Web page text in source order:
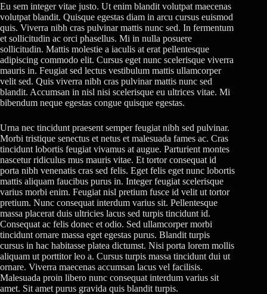
Eu sem integer vitae justo. Ut enim blandit volutpat maecenas
volutpat blandit. Quisque egestas diam in arcu cursus euismod
quis. Viverra nibh cras pulvinar mattis nunc sed. In fermentum
et sollicitudin ac orci phasellus. Mi in nulla posuere
sollicitudin. Mattis molestie a iaculis at erat pellentesque
adipiscing commodo elit. Cursus eget nunc scelerisque viverra
mauris in. Feugiat sed lectus vestibulum mattis ullamcorper
velit sed. Quis viverra nibh cras pulvinar mattis nunc sed
blandit. Accumsan in nisl nisi scelerisque eu ultrices vitae. Mi
bibendum neque egestas congue quisque egestas.
Urna nec tincidunt praesent semper feugiat nibh sed pulvinar.
Morbi tristique senectus et netus et malesuada fames ac. Cras
tincidunt lobortis feugiat vivamus at augue. Parturient montes
nascetur ridiculus mus mauris vitae. Et tortor consequat id
porta nibh venenatis cras sed felis. Eget felis eget nunc lobortis
mattis aliquam faucibus purus in. Integer feugiat scelerisque
varius morbi enim. Feugiat nisl pretium fusce id velit ut tortor
pretium. Nunc consequat interdum varius sit. Pellentesque
massa placerat duis ultricies lacus sed turpis tincidunt id.
Consequat ac felis donec et odio. Sed ullamcorper morbi
tincidunt ornare massa eget egestas purus. Blandit turpis
cursus in hac habitasse platea dictumst. Nisi porta lorem mollis
aliquam ut porttitor leo a. Cursus turpis massa tincidunt dui ut
ornare. Viverra maecenas accumsan lacus vel facilisis.
Malesuada proin libero nunc consequat interdum varius sit
amet. Sit amet purus gravida quis blandit turpis.